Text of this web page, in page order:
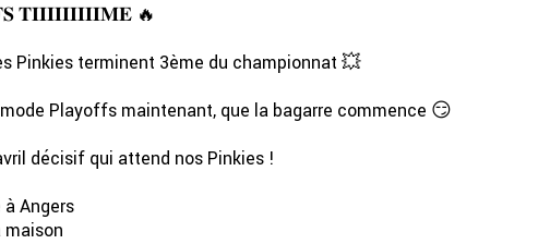
🔥
Pinkies terminent 3ème du championnat 💥
Playoffs maintenant, que la bagarre commence 😏
décisif qui attend nos Pinkies !
Angers